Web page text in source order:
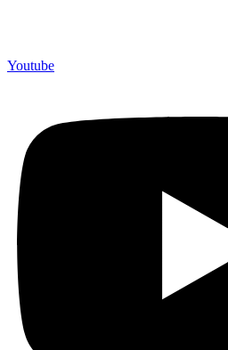
Youtube